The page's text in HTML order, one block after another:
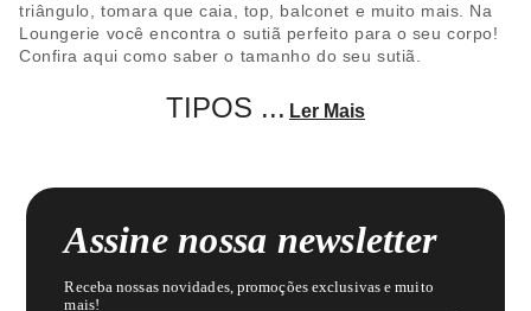
triângulo, tomara que caia, top, balconet e muito mais. Na
Loungerie você encontra o sutiã perfeito para o seu corpo!
Confira aqui como saber o tamanho do seu sutiã.
TIPOS ... Ler Mais
Assine nossa newsletter
Receba nossas novidades, promoções exclusivas e muito
mais!